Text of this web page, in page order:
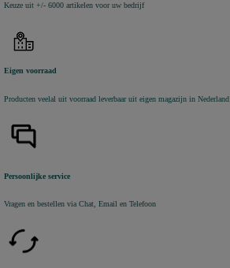
Keuze uit +/- 6000 artikelen voor uw bedrijf
Eigen voorraad
Producten veelal uit voorraad leverbaar uit eigen magazijn in Nederland
Persoonlijke service
Vragen en bestellen via Chat, Email en Telefoon